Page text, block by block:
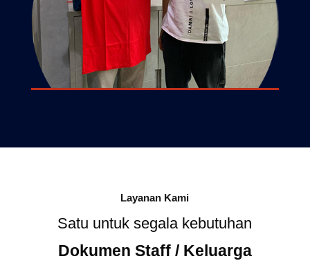
Layanan Kami
Satu untuk segala kebutuhan
Dokumen Staff / Keluarga